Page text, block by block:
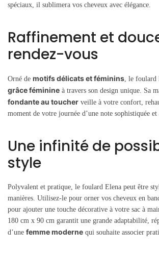
spéciaux, il sublimera vos cheveux avec élégance.
Raffinement et
rendez-vous
Orné de motifs délicats et féminins , le
grâce féminine à travers son design unique. Sa
fondante au toucher veille à votre confort,
moment de votre journée d’une note sophistiquée et
Une infinité de
style
Polyvalent et pratique, le foulard Elena peut être
manières. Utilisez-le pour orner vos cheveux en
pour ajouter une touche décorative à votre sac à
180 cm x 90 cm garantit une grande adaptabilité,
d’une femme moderne qui souhaite associer